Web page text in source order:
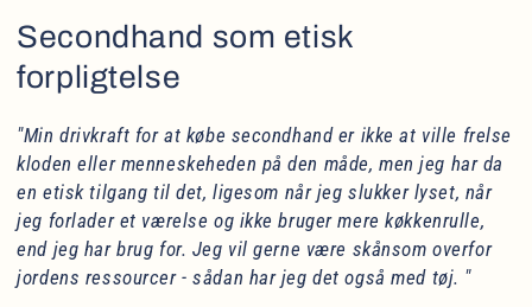
Secondhand som etisk
forpligtelse
"Min drivkraft for at købe secondhand er ikke at ville frelse
kloden eller menneskeheden på den måde, men jeg har da
en etisk tilgang til det, ligesom når jeg slukker lyset, når
jeg forlader et værelse og ikke bruger mere køkkenrulle,
end jeg har brug for. Jeg vil gerne være skånsom overfor
jordens ressourcer - sådan har jeg det også med tøj. "